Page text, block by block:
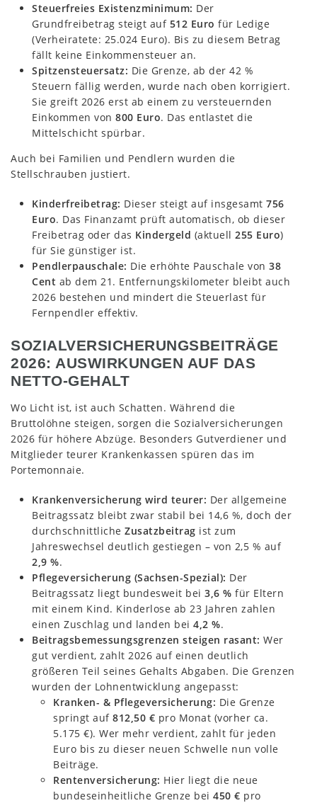
Steuerfreies Existenzminimum: Der
Grundfreibetrag steigt auf 512 Euro für Ledige
(Verheiratete: 25.024 Euro). Bis zu diesem Betrag
fällt keine Einkommensteuer an.
Spitzensteuersatz: Die Grenze, ab der 42 %
Steuern fällig werden, wurde nach oben korrigiert.
Sie greift 2026 erst ab einem zu versteuernden
Einkommen von 800 Euro. Das entlastet die
Mittelschicht spürbar.
Auch bei Familien und Pendlern wurden die
Stellschrauben justiert.
Kinderfreibetrag: Dieser steigt auf insgesamt 756
Euro. Das Finanzamt prüft automatisch, ob dieser
Freibetrag oder das Kindergeld (aktuell 255 Euro)
für Sie günstiger ist.
Pendlerpauschale: Die erhöhte Pauschale von 38
Cent ab dem 21. Entfernungskilometer bleibt auch
2026 bestehen und mindert die Steuerlast für
Fernpendler effektiv.
SOZIALVERSICHERUNGSBEITRÄGE
2026: AUSWIRKUNGEN AUF DAS
NETTO-GEHALT
Wo Licht ist, ist auch Schatten. Während die
Bruttolöhne steigen, sorgen die Sozialversicherungen
2026 für höhere Abzüge. Besonders Gutverdiener und
Mitglieder teurer Krankenkassen spüren das im
Portemonnaie.
Krankenversicherung wird teurer: Der allgemeine
Beitragssatz bleibt zwar stabil bei 14,6 %, doch der
durchschnittliche Zusatzbeitrag ist zum
Jahreswechsel deutlich gestiegen – von 2,5 % auf
2,9 %.
Pflegeversicherung (Sachsen-Spezial): Der
Beitragssatz liegt bundesweit bei 3,6 % für Eltern
mit einem Kind. Kinderlose ab 23 Jahren zahlen
einen Zuschlag und landen bei 4,2 %.
Beitragsbemessungsgrenzen steigen rasant: Wer
gut verdient, zahlt 2026 auf einen deutlich
größeren Teil seines Gehalts Abgaben. Die Grenzen
wurden der Lohnentwicklung angepasst:
Kranken- & Pflegeversicherung: Die Grenze
springt auf 812,50 € pro Monat (vorher ca.
5.175 €). Wer mehr verdient, zahlt für jeden
Euro bis zu dieser neuen Schwelle nun volle
Beiträge.
Rentenversicherung: Hier liegt die neue
bundeseinheitliche Grenze bei 450 € pro